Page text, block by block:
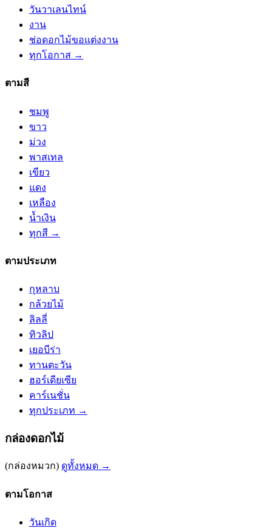
วันวาเลนไทน์
งาน
ช่อดอกไม้ขอแต่งงาน
ทุกโอกาส →
ตามสี
ชมพู
ขาว
ม่วง
พาสเทล
เขียว
แดง
เหลือง
น้ำเงิน
ทุกสี →
ตามประเภท
กุหลาบ
กล้วยไม้
ลิลลี่
ทิวลิป
เยอบีร่า
ทานตะวัน
ฮอร์เดียเซีย
คาร์เนชั่น
ทุกประเภท →
กล่องดอกไม้
(กล่องหมวก) ดูทั้งหมด →
ตามโอกาส
วันเกิด